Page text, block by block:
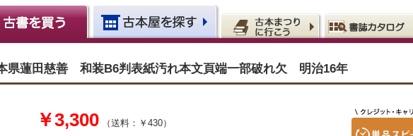
県蓮田慈善 和装B6判表紙汚れ本文頁端一部破れ欠 明治16年
￥3,300 （送料：￥430）